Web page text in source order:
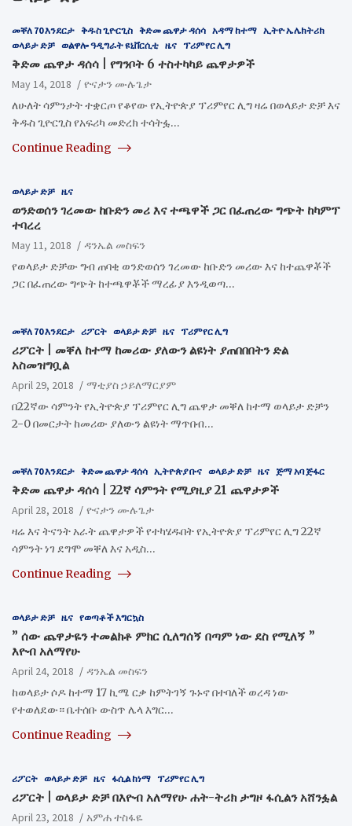
መቐለ 70 እንደርታ ቅዱስ ጊዮርጊስ ቅድመ ጨዋታ ዳሰሳ አዳማ ከተማ ኢትዮ ኤሌክትሪክ
ወላይታ ድቻ ወልዋሎ ዓዲግራት ዩኒቨርሲቲ ዜና ፕሪምየር ሊግ
​ቅድመ ጨዋታ ዳሰሳ | የግንቦት 6 ተስተካካይ ጨዋታዎች
May 14, 2018
ዮናታን ሙሉጌታ
ለሁለት ሳምንታት ተቋርጦ የቆየው የኢትዮጵያ ፕሪምየር ሊግ ዛሬ በወላይታ ድቻ እና
ቅዱስ ጊዮርጊስ የአፍሪካ መድረክ ተሳትፏ…
Continue Reading
ወላይታ ድቻ ዜና
ወንድወሰን ገረመው ከቡድን መሪ እና ተጫዋች ጋር በፈጠረው ግጭት ከካምፕ
ተባረረ
May 11, 2018
ዳንኤል መስፍን
የወላይታ ድቻው ግብ ጠባቂ ወንድወሰን ገረመው ከቡድን መሪው እና ከተጨዋቾች
ጋር በፈጠረው ግጭት ከተጫዋቾች ማረፊያ እንዲወጣ…
መቐለ 70 እንደርታ ሪፖርት ወላይታ ድቻ ዜና ፕሪምየር ሊግ
ሪፖርት | መቐለ ከተማ ከመሪው ያለውን ልዩነት ያጠበበበትን ድል
አስመዝግቧል
April 29, 2018
ማቲያስ ኃይለማርያም
በ22ኛው ሳምንት የኢትዮጵያ ፕሪምየር ሊግ ጨዋታ መቐለ ከተማ ወላይታ ድቻን
2-0 በመርታት ከመሪው ያለውን ልዩነት ማጥበብ…
መቐለ 70 እንደርታ ቅድመ ጨዋታ ዳሰሳ ኢትዮጵያ ቡና ወላይታ ድቻ ዜና ጅማ አባ ጅፋር
ቅድመ ጨዋታ ዳሰሳ | 22ኛ ሳምንት የሚያዚያ 21 ጨዋታዎች
April 28, 2018
ዮናታን ሙሉጌታ
ዛሬ እና ትናንት አራት ጨዋታዎች የተካሄዱበት የኢትዮጵያ ፕሪምየር ሊግ 22ኛ
ሳምንት ነገ ደግሞ መቐለ እና አዲስ…
Continue Reading
ወላይታ ድቻ ዜና የወጣቶች እግርኳስ
” ሰው ጨዋታዬን ተመልክቶ ምክር ሲለግሰኝ በጣም ነው ደስ የሚለኝ ”
እዮብ አለማየሁ
April 24, 2018
ዳንኤል መስፍን
ከወላይታ ሶዶ ከተማ 17 ኪሜ ርቃ ከምትገኝ ጉኑኖ በተባለች ወረዳ ነው
የተወለደው። ቤተሰቡ ውስጥ ሌላ እግር…
Continue Reading
ሪፖርት ወላይታ ድቻ ዜና ፋሲል ከነማ ፕሪምየር ሊግ
ሪፖርት | ወላይታ ድቻ በእዮብ አለማየሁ ሐት-ትሪክ ታግዞ ፋሲልን አሸንፏል
April 23, 2018
አምሐ ተስፋዬ